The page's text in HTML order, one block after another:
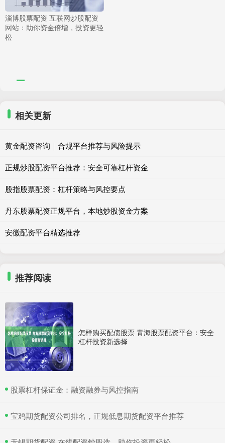
淄博股票配资 互联网炒股配资
网站：助你资金倍增，投资更轻
松
相关更新
黄金配资咨询｜合规平台推荐与风险提示
正规炒股配资平台推荐：安全可靠杠杆资金
股指股票配资：杠杆策略与风控要点
丹东股票配资正规平台，本地炒股资金方案
安徽配资平台精选推荐
推荐阅读
怎样购买配债股票 青海股票配资平台：安全
杠杆投资新选择
​股票杠杆保证金：融资融券与风控指南
​宝鸡期货配资公司排名，正规低息期货配资平台推荐